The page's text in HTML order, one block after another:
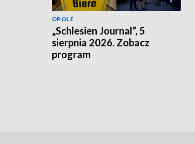
OPOLE
„Schlesien Journal”, 5
sierpnia 2026. Zobacz
program